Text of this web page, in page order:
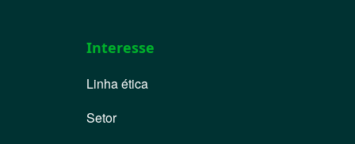
Interesse
Linha ética
Setor